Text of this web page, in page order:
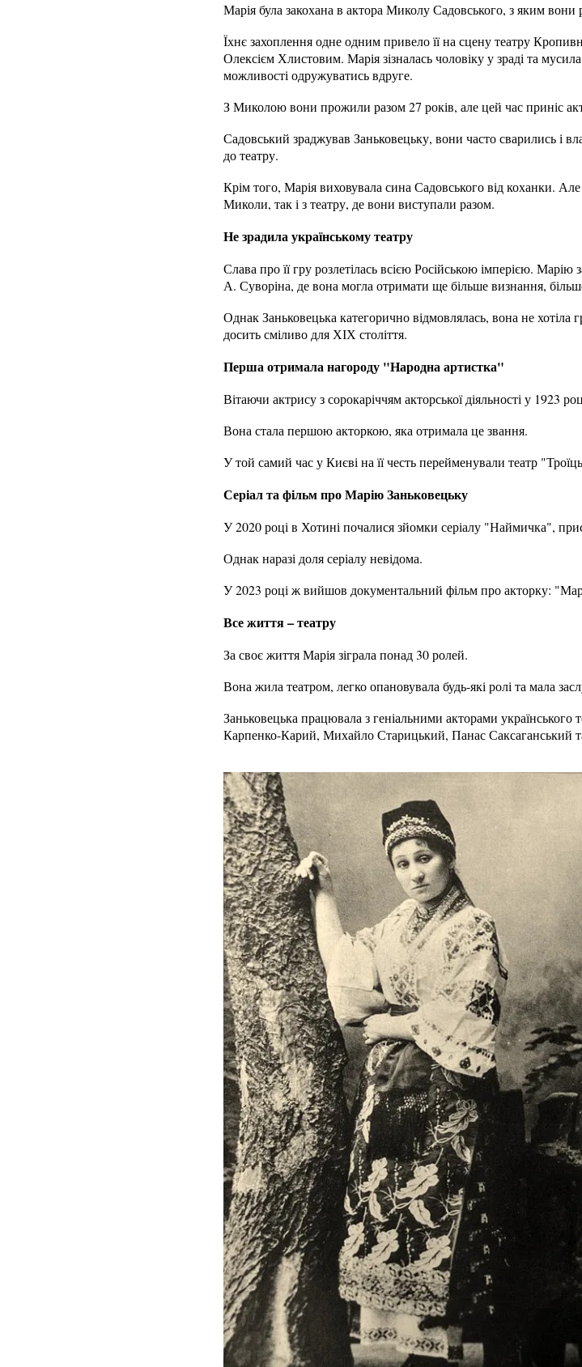
Марія була закохана в актора Миколу Садовського, з яким вони
Їхнє захоплення одне одним привело її на сцену театру
Олексієм Хлистовим. Марія зізналась чоловіку у зраді та
можливості одружуватись вдруге.
З Миколою вони прожили разом 27 років, але цей час приніс
Садовський зраджував Заньковецьку, вони часто сварились і
до театру.
Крім того, Марія виховувала сина Садовського від коханки.
Миколи, так і з театру, де вони виступали разом.
Не зрадила українському театру
Слава про її гру розлетілась всією Російською імперією.
А. Суворіна, де вона могла отримати ще більше визнання,
Однак Заньковецька категорично відмовлялась, вона не хотіла
досить сміливо для ХІХ століття.
Перша отримала нагороду "Народна артистка"
Вітаючи актрису з сорокаріччям акторської діяльності у 1923
Вона стала першою акторкою, яка отримала це звання.
У той самий час у Києві на її честь перейменували театр
Серіал та фільм про Марію Заньковецьку
У 2020 році в Хотині почалися зйомки серіалу "Наймичка",
Однак наразі доля серіалу невідома.
У 2023 році ж вийшов документальний фільм про акторку:
Все життя – театру
За своє життя Марія зіграла понад 30 ролей.
Вона жила театром, легко опановувала будь-які ролі та мала
Заньковецька працювала з геніальними акторами
Карпенко-Карий, Михайло Старицький, Панас Саксаганський